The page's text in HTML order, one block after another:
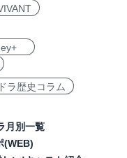
ラ歴史コラム
月別一覧
(WEB)